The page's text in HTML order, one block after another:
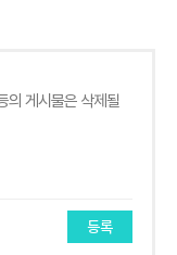
등록